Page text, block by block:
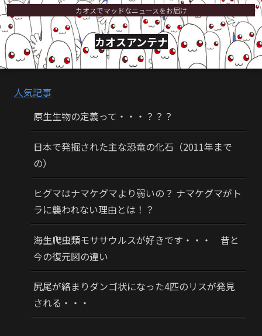
カオスでマッドなニュースをお届け
カオスアンテナ
人気記事
原生生物の定義って・・・？？？
日本で発掘された主な恐竜の化石（2011年まで
の）
ヒグマはナマケグマより弱いの？ ナマケグマがト
ラに襲われない理由とは！？
海生爬虫類モササウルスが好きです・・・ 昔と
今の復元図の違い
尻尾が絡まりダンゴ状になった4匹のリスが発見
される・・・